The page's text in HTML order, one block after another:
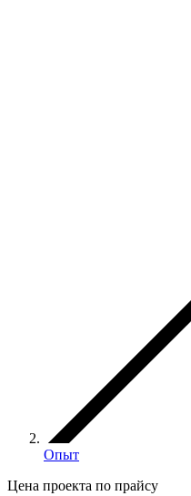
Опыт
Цена проекта по прайсу